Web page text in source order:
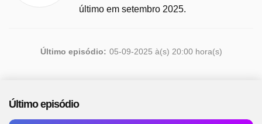
último em setembro 2025.
Último episódio: 05-09-2025 à(s) 20:00 hora(s)
Último episódio